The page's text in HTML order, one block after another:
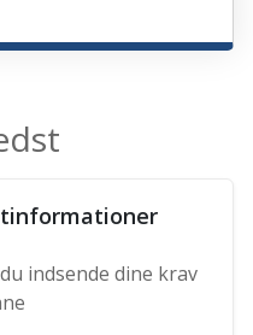
indsende dine krav